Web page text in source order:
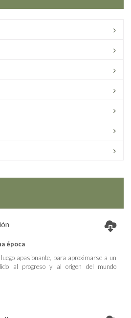
época
apasionante, para aproximarse a un
al progreso y al origen del mundo